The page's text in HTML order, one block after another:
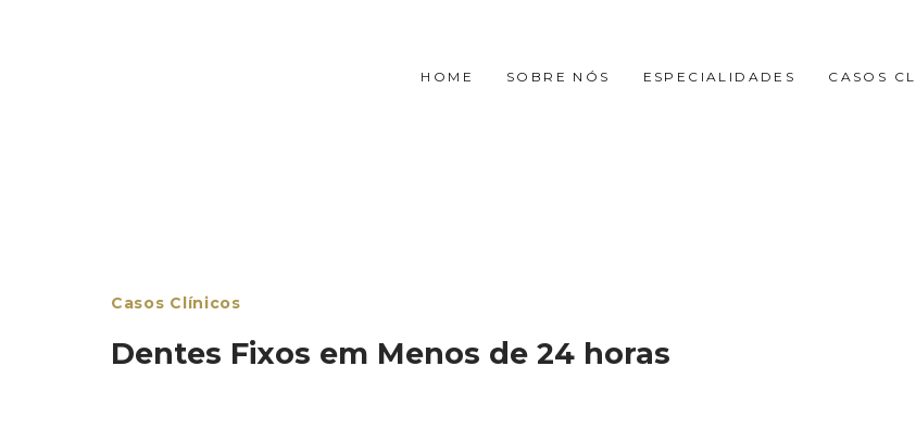
HOME SOBRE NÓS ESPECIALIDADES CASOS
Casos Clínicos
Dentes Fixos em Menos de 24 horas